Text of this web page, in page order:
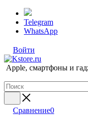
Telegram
WhatsApp
Войти
Apple, cмартфоны и
Сравнение0